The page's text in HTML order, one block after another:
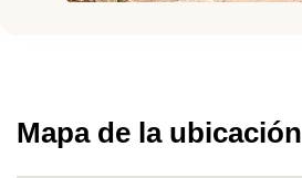
Mapa de la ubicación